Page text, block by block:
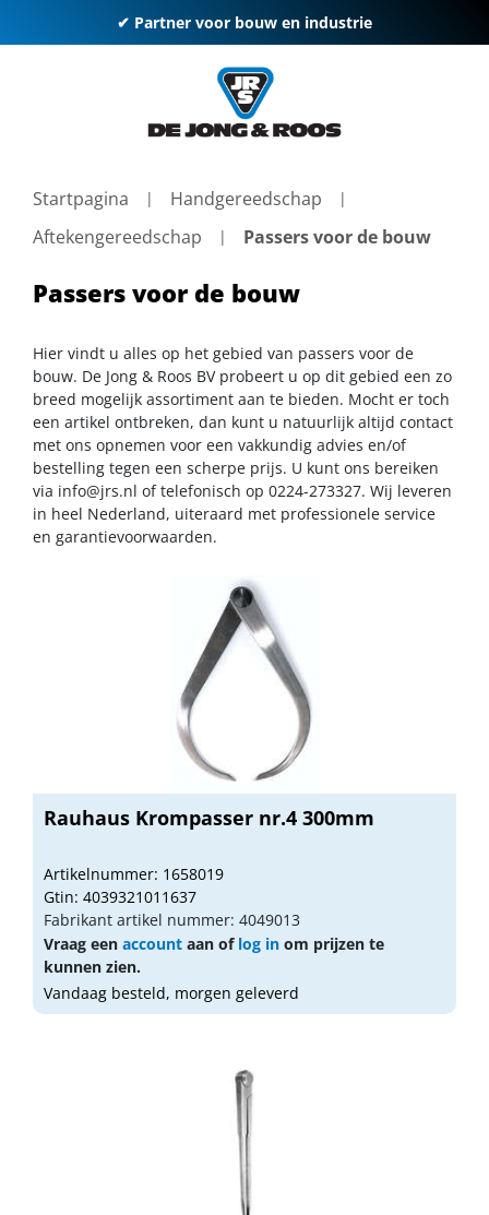
✔ Partner voor bouw en industrie
Startpagina
Handgereedschap
Aftekengereedschap
Passers voor de bouw
Passers voor de bouw
Hier vindt u alles op het gebied van passers voor de
bouw. De Jong & Roos BV probeert u op dit gebied een zo
breed mogelijk assortiment aan te bieden. Mocht er toch
een artikel ontbreken, dan kunt u natuurlijk altijd contact
met ons opnemen voor een vakkundig advies en/of
bestelling tegen een scherpe prijs. U kunt ons bereiken
via info@jrs.nl of telefonisch op 0224-273327. Wij leveren
in heel Nederland, uiteraard met professionele service
en garantievoorwaarden.
Rauhaus Krompasser nr.4 300mm
Artikelnummer: 1658019
Gtin: 4039321011637
Fabrikant artikel nummer: 4049013
Vraag een account aan of log in om prijzen te
kunnen zien.
Vandaag besteld, morgen geleverd